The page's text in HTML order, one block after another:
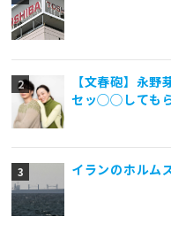
【文春砲】永
セッ◯◯しても
イランのホル